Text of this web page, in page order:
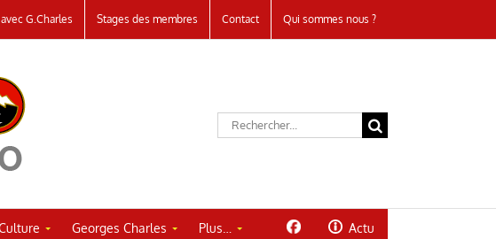
G.Charles Stages des membres Contact Qui sommes nous ?
Rechercher:
Georges Charles Plus… Actu